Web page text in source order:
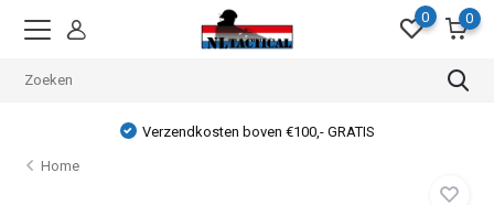
0 0
Verzendkosten boven €100,- GRATIS
Home